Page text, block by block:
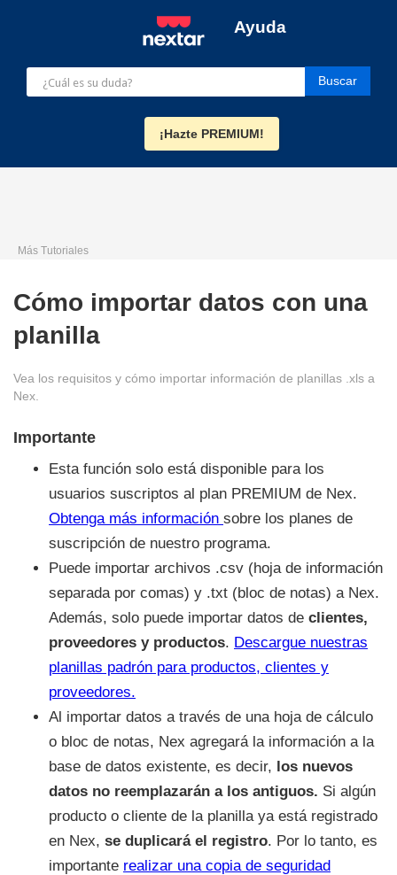
Ayuda
¡Hazte PREMIUM!
Más Tutoriales
Cómo importar datos con una
planilla
Vea los requisitos y cómo importar información de planillas .xls a
Nex.
Importante
Esta función solo está disponible para los
usuarios suscriptos al plan PREMIUM de Nex.
Obtenga más información sobre los planes de
suscripción de nuestro programa.
Puede importar archivos .csv (hoja de información
separada por comas) y .txt (bloc de notas) a Nex.
Además, solo puede importar datos de clientes,
proveedores y productos. Descargue nuestras
planillas padrón para productos, clientes y
proveedores.
Al importar datos a través de una hoja de cálculo
o bloc de notas, Nex agregará la información a la
base de datos existente, es decir, los nuevos
datos no reemplazarán a los antiguos. Si algún
producto o cliente de la planilla ya está registrado
en Nex, se duplicará el registro. Por lo tanto, es
importante realizar una copia de seguridad